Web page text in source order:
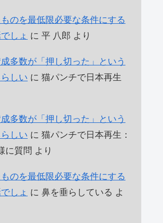
のを最低限必要な条件にする
しょ に 平 八郎 より
多数が「押し切った」という
しい に 猫パンチで日本再生
多数が「押し切った」という
しい に 猫パンチで日本再生：
に質問 より
のを最低限必要な条件にする
しょ に 鼻を垂らしている よ